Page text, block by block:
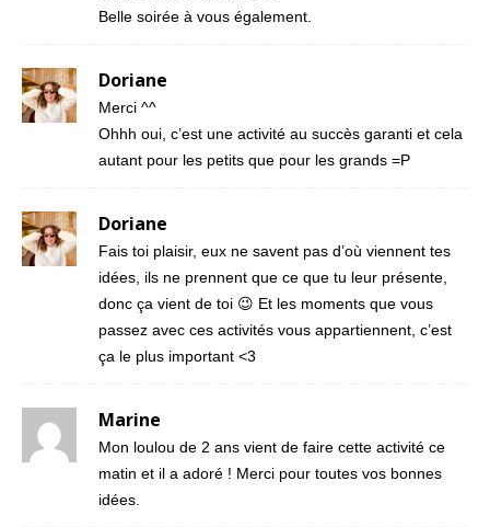
Belle soirée à vous également.
Doriane
Merci ^^
Ohhh oui, c’est une activité au succès garanti et cela
autant pour les petits que pour les grands =P
Doriane
Fais toi plaisir, eux ne savent pas d’où viennent tes
idées, ils ne prennent que ce que tu leur présente,
donc ça vient de toi 😉 Et les moments que vous
passez avec ces activités vous appartiennent, c’est
ça le plus important <3
Marine
Mon loulou de 2 ans vient de faire cette activité ce
matin et il a adoré ! Merci pour toutes vos bonnes
idées.